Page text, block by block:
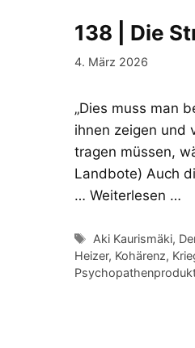
138 | Die
4. März 2026
„Dies muss man
ihnen zeigen und
tragen müssen,
Landbote) Auch
… Weiterlesen …
Schlagwörter
Aki Kaurismäki,
Heizer, Kohärenz,